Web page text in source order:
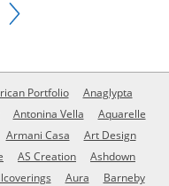
Portfolio
Anaglypta
Antonina Vella
Aquarelle
Armani Casa Art Design
AS Creation
Ashdown
Aura
Barneby